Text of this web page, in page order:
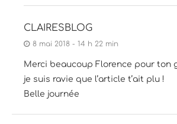
CLAIRESBLOG
8 mai 2018 - 14 h 22 min
Merci beaucoup Florence pour ton
je suis ravie que l’article t’ait plu !
Belle journée